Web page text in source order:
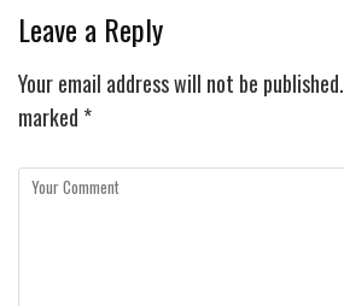
Leave a Reply
Your email address will not be published.
marked *